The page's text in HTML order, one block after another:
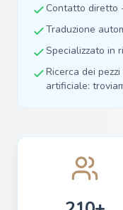
Contatto diretto
Traduzione
Specializzato in
Ricerca dei
artificiale: